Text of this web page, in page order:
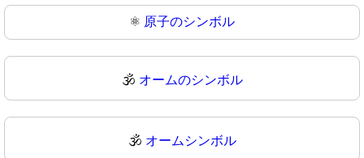
⚛ 原子のシンボル
🕉️ オームのシンボル
🕉 オームシンボル